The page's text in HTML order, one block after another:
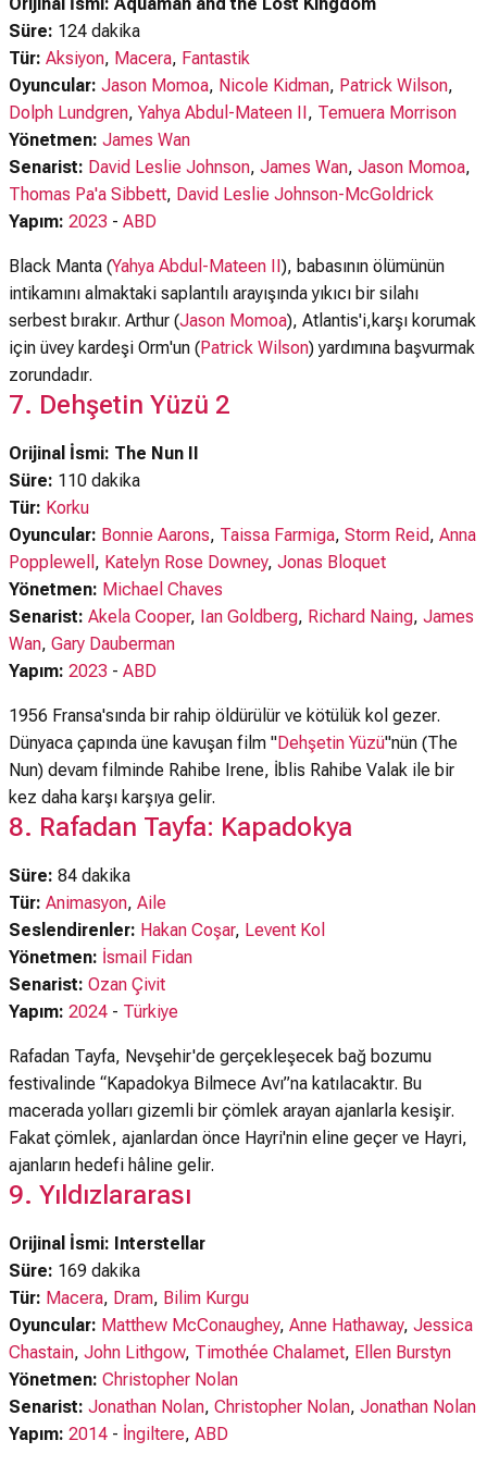
Süre: 124 dakika
Tür: Aksiyon, Macera, Fantastik
Oyuncular: Jason Momoa, Nicole Kidman, Patrick Wilson,
Dolph Lundgren, Yahya Abdul-Mateen II, Temuera Morrison
Yönetmen: James Wan
Senarist: David Leslie Johnson, James Wan, Jason Momoa,
Thomas Pa'a Sibbett, David Leslie Johnson-McGoldrick
Yapım: 2023 - ABD
Black Manta (Yahya Abdul-Mateen II), babasının ölümünün
intikamını almaktaki saplantılı arayışında yıkıcı bir silahı
serbest bırakır. Arthur (Jason Momoa), Atlantis'i,karşı korumak
için üvey kardeşi Orm'un (Patrick Wilson) yardımına başvurmak
zorundadır.
7. Dehşetin Yüzü 2
Orijinal İsmi: The Nun II
Süre: 110 dakika
Tür: Korku
Oyuncular: Bonnie Aarons, Taissa Farmiga, Storm Reid, Anna
Popplewell , Katelyn Rose Downey, Jonas Bloquet
Yönetmen: Michael Chaves
Senarist: Akela Cooper, Ian Goldberg, Richard Naing, James
Wan, Gary Dauberman
Yapım: 2023 - ABD
1956 Fransa'sında bir rahip öldürülür ve kötülük kol gezer.
Dünyaca çapında üne kavuşan film "Dehşetin Yüzü"nün (The
Nun) devam filminde Rahibe Irene, İblis Rahibe Valak ile bir
kez daha karşı karşıya gelir.
8. Rafadan Tayfa: Kapadokya
Süre: 84 dakika
Tür: Animasyon, Aile
Seslendirenler: Hakan Coşar, Levent Kol
Yönetmen: İsmail Fidan
Senarist: Ozan Çivit
Yapım: 2024 - Türkiye
Rafadan Tayfa, Nevşehir'de gerçekleşecek bağ bozumu
festivalinde “Kapadokya Bilmece Avı”na katılacaktır. Bu
macerada yolları gizemli bir çömlek arayan ajanlarla kesişir.
Fakat çömlek, ajanlardan önce Hayri'nin eline geçer ve Hayri,
ajanların hedefi hâline gelir.
9. Yıldızlararası
Orijinal İsmi: Interstellar
Süre: 169 dakika
Tür: Macera, Dram, Bilim Kurgu
Oyuncular: Matthew McConaughey, Anne Hathaway, Jessica
Chastain, John Lithgow, Timothée Chalamet, Ellen Burstyn
Yönetmen: Christopher Nolan
Senarist: Jonathan Nolan, Christopher Nolan, Jonathan Nolan
Yapım: 2014 - İngiltere, ABD